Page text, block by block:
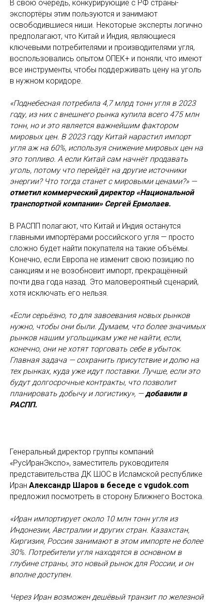
В свою очередь, конкурирующие с РФ страны-
экспортёры этим пользуются и занимают
освободившиеся ниши. Некоторые эксперты логично
предполагают, что Китай и Индия, являющиеся
ключевыми потребителями и производителями угля,
воспользовались опытом ОПЕК+ и поняли, что имеют
все инструменты, чтобы поддерживать цену на уголь
в нужном коридоре.
«Поднебесная потребила 4,7 млрд тонн угля в 2023
году, из них с внешнего рынка купила всего 475 млн
тонн, но и это является важнейшим фактором
мировых цен. В 2023 году Китай нарастил импорт
угля аж на 60%, используя снижение мировых цен на
это топливо. А если Китай сам начнёт продавать
уголь, потому что перейдёт на другие источники
энергии? Что тогда станет с мировыми ценами?» —
отметил коммерческий директор «Национальной
транспортной компании» Сергей Ермолаев.
В РАСПП полагают, что Китай и Индия останутся
главными импортёрами российского угля — просто
сложно будет найти покупателя на такие объёмы.
Конечно, если Европа не изменит свою позицию по
санкциям и не возобновит импорт, прекращённый
почти два года назад. Это маловероятный сценарий,
хотя исключать его нельзя.
«Если серьёзно, то для завоевания новых рынков
нужно, чтобы они были. Думаем, что более значимых
рынков нашим угольщикам уже не найти, если,
конечно, они не хотят торговать себе в убыток.
Главная задача — сохранить присутствие и долю на
тех рынках, куда уже идут поставки. Лучше, если это
будут долгосрочные контракты, что позволит
планировать добычу и логистику», —добавили в
РАСПП.
Генеральный директор группы компаний
«РусИранЭкспо», заместитель руководителя
представительства ДК ШОС в Исламской республике
Иран Александр Шаров в беседе с vgudok.com
предложил посмотреть в сторону Ближнего Востока.
«Иран импортирует около 10 млн тонн угля из
Индонезии, Австралии и других стран. Казахстан,
Киргизия, Россия занимают в этом импорте не более
30%. Потребители угля находятся в основном в
глубине страны, это новый рынок для России, и он
вполне доступен.
Через Иран возможен дешёвый транзит по железной